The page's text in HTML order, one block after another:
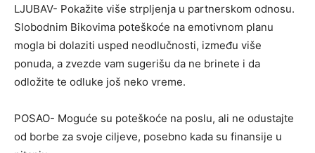
LJUBAV- Pokažite više strpljenja u partnerskom odnosu.
Slobodnim Bikovima poteškoće na emotivnom planu
mogla bi dolaziti usped neodlučnosti, između više
ponuda, a zvezde vam sugerišu da ne brinete i da
odložite te odluke još neko vreme.
POSAO- Moguće su poteškoće na poslu, ali ne odustajte
od borbe za svoje ciljeve, posebno kada su finansije u